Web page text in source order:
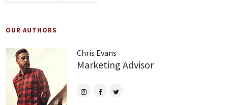
OUR AUTHORS
Chris Evans
Marketing Advisor